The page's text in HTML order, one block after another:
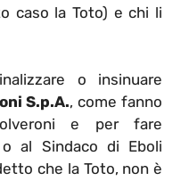
caso la Toto) e chi li
o insinuare
S.p.A., come fanno
e per fare
al Sindaco di Eboli
che la Toto, non è